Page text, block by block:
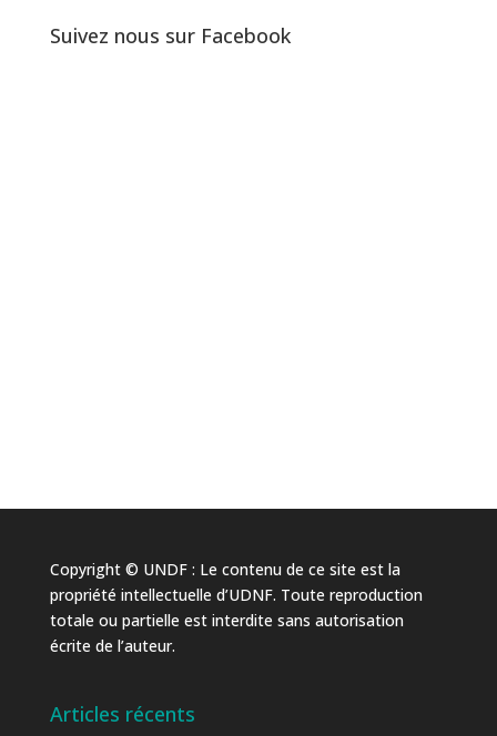
Suivez nous sur Facebook
Copyright © UNDF : Le contenu de ce site est la
propriété intellectuelle d’UDNF. Toute reproduction
totale ou partielle est interdite sans autorisation
écrite de l’auteur.
Articles récents